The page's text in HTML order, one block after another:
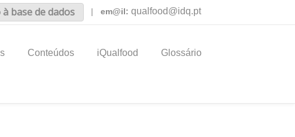
à base de dados | em@il: qualfood@idq.pt
Conteúdos iQualfood Glossário